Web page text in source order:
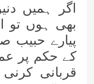
اگر ہمیں
بھی ہوں تو
پیارے حبیب
کے حکم پر
قربانی